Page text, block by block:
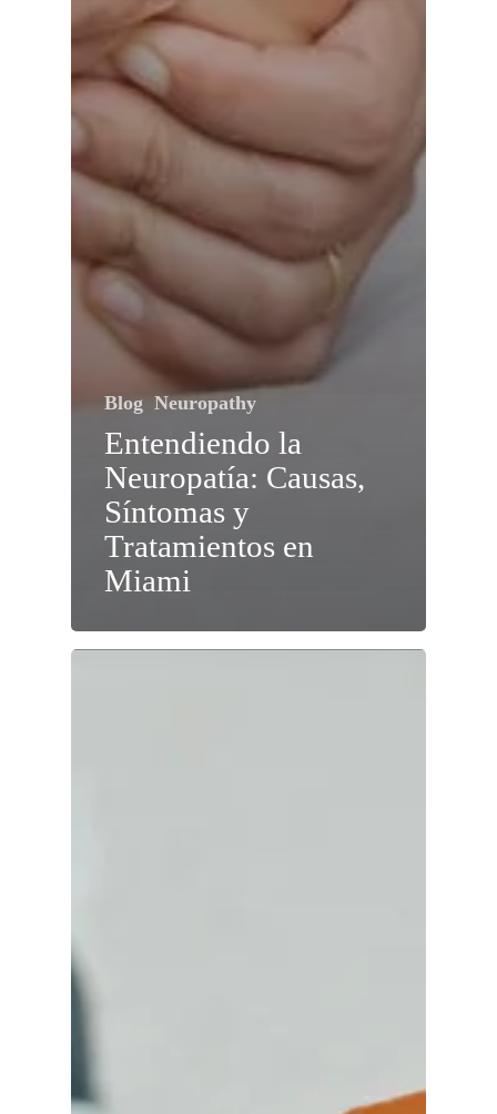
Blog Neuropathy
Entendiendo la
Neuropatía: Causas,
Síntomas y
Tratamientos en
Miami